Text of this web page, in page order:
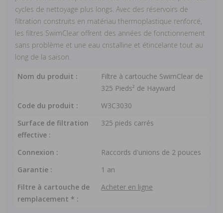
cycles de nettoyage plus longs. Avec des réservoirs de
filtration construits en matériau thermoplastique renforcé,
les filtres SwimClear offrent des années de fonctionnement
sans problème et une eau cristalline et étincelante tout au
long de la saison.
Nom du produit :
Filtre à cartouche SwimClear de
325 Pieds² de Hayward
Code du produit :
W3C3030
Surface de filtration
effective :
325 pieds carrés
Connexion :
Raccords d'unions de 2 pouces
Garantie :
1 an
Filtre à cartouche de
remplacement * :
Acheter en ligne